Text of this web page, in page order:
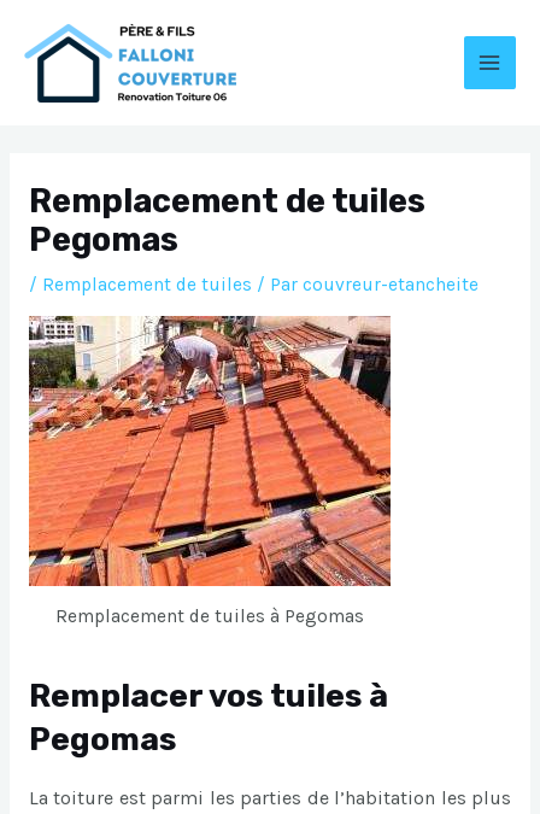
Remplacement de tuiles
Pegomas
/ Remplacement de tuiles / Par couvreur-etancheite
Remplacement de tuiles à Pegomas
Remplacer vos tuiles à
Pegomas
La toiture est parmi les parties de l’habitation les plus